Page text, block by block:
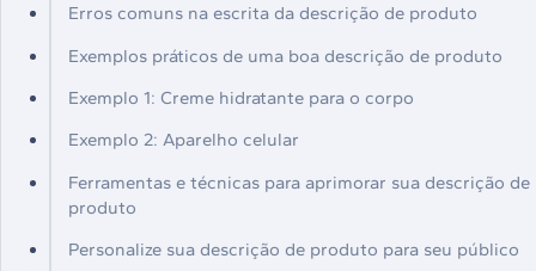
Erros comuns na escrita da descrição de produto
Exemplos práticos de uma boa descrição de produto
Exemplo 1: Creme hidratante para o corpo
Exemplo 2: Aparelho celular
Ferramentas e técnicas para aprimorar sua descrição de
produto
Personalize sua descrição de produto para seu público